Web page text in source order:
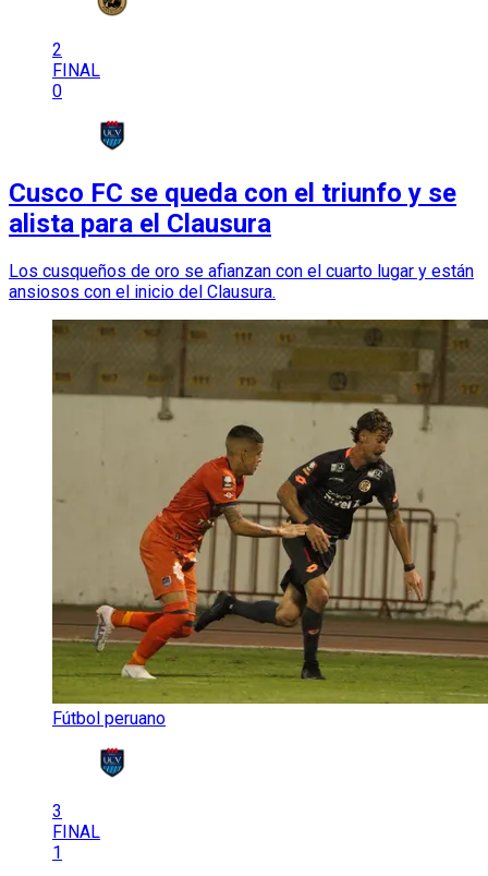
2
FINAL
0
Cusco FC se queda con el triunfo y se
alista para el Clausura
Los cusqueños de oro se afianzan con el cuarto lugar y están
ansiosos con el inicio del Clausura.
Fútbol peruano
3
FINAL
1